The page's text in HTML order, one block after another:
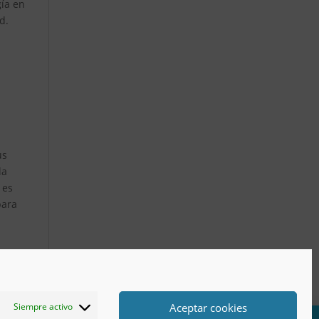
Siempre activo Aceptar cookies
en